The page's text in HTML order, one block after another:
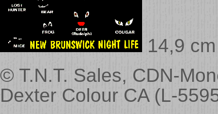
14,9
© T.N.T. Sales, CDN-
Dexter Colour CA (L-